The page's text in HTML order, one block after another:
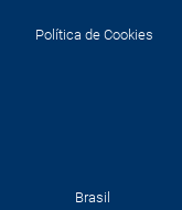
Política de Cookies
Brasil